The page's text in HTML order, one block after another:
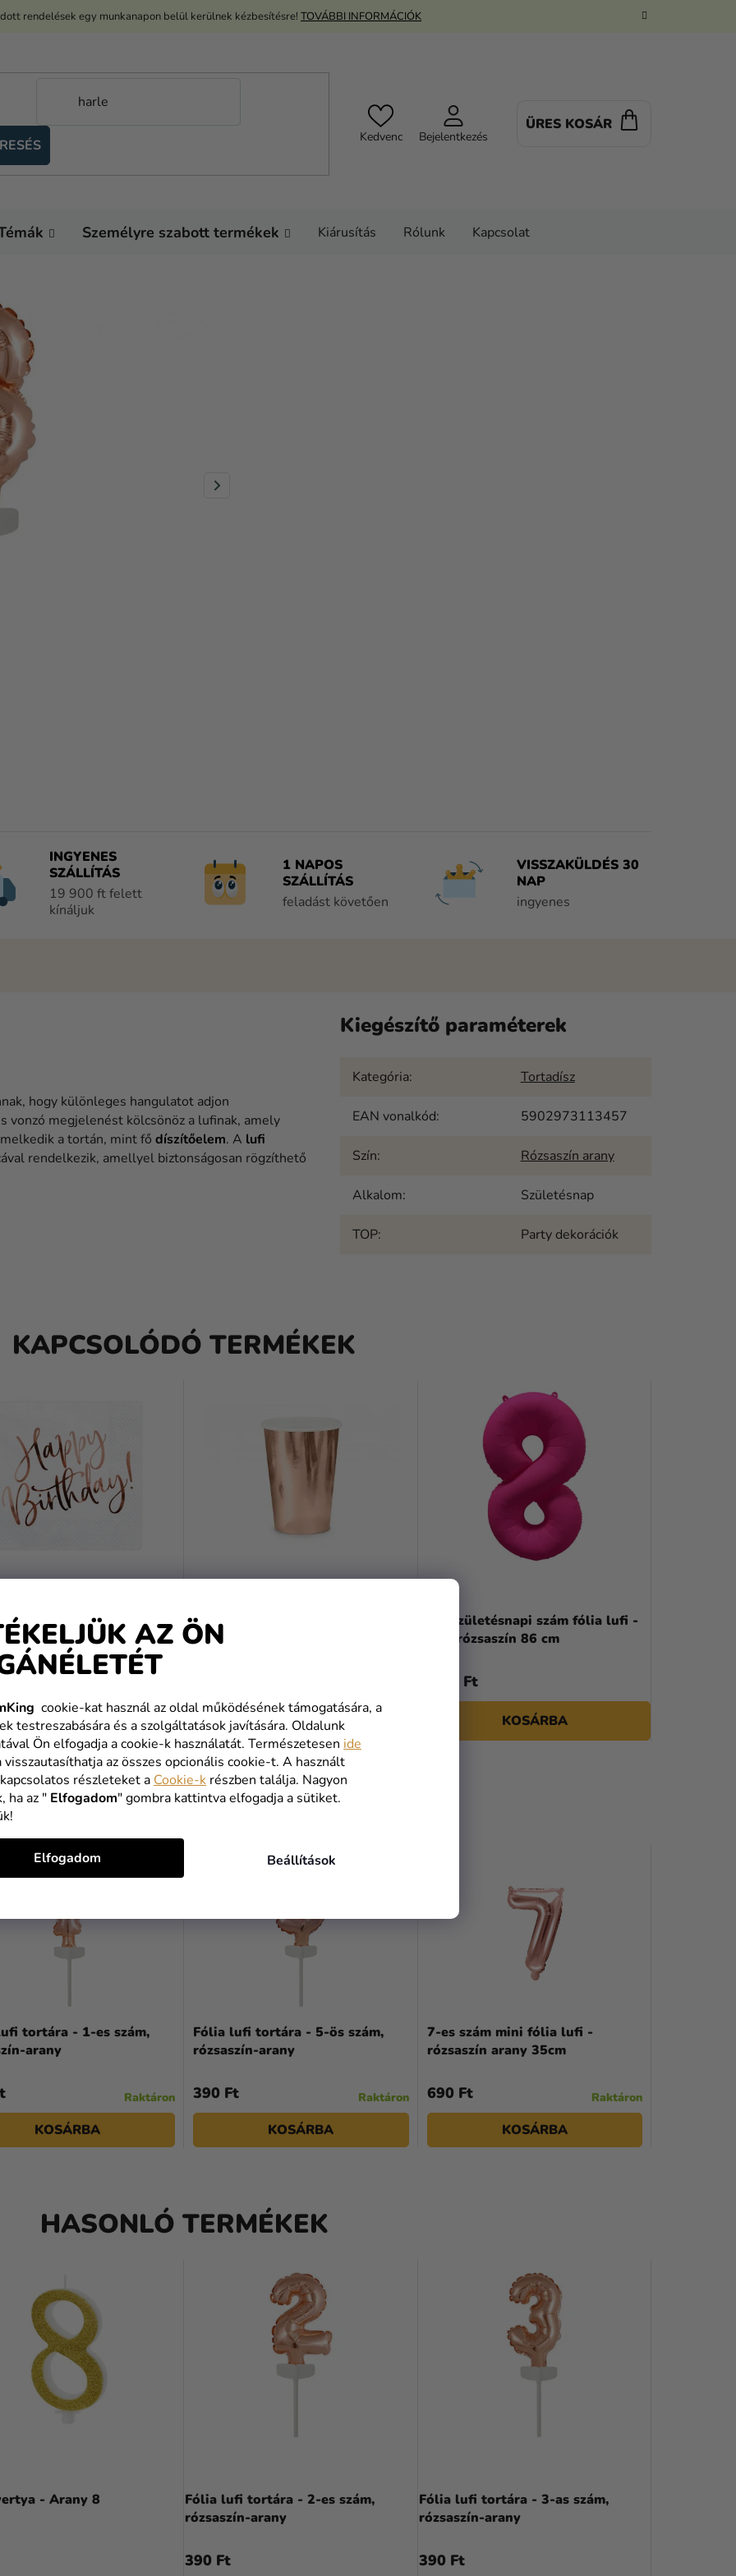
AZ ÖN
cookie-kat használ az oldal működésének támogatására, a
testreszabására és a szolgáltatások javítására. Oldalunk
Ön elfogadja a cookie-k használatát. Természetesen ide
az összes opcionális cookie-t. A használt
részleteket a Cookie-k részben találja. Nagyon
ha az " Elfogadom" gombra kattintva elfogadja a sütiket.
Beállítások
Elfogadom
rendelések egy munkanapon belül kerülnek kézbesítésre! TOVÁBBI INFORMÁCIÓK
Kedvenc Bejelentkezés
ÜRES KOSÁR
Személyre szabott termékek Kiárusítás Rólunk Kapcsolat
INGYENES
SZÁLLÍTÁS
19 900 ft felett
kínáljuk
1 NAPOS
SZÁLLÍTÁS
feladást követően
VISSZAKÜLDÉS 30
NAP
ingyenes
hogy különleges hangulatot adjon
vonzó megjelenést kölcsönöz a lufinak, amely
a tortán, mint fő díszítőelem. A lufi
rendelkezik, amellyel biztonságosan rögzíthető
Kiegészítő paraméterek
Kategória: Tortadísz
EAN vonalkód: 5902973113457
Szín: Rózsaszín arany
Alkalom: Születésnap
TOP: Party dekorációk
KAPCSOLÓDÓ TERMÉKEK
- Happy birthday,
33 x 33 cm
KOSÁRBA
Papír poharak - Rózsaszín arany
220 ml
KOSÁRBA
8-as születésnapi szám fólia lufi -
Neon rózsaszín 86 cm
2 490 Ft
KOSÁRBA
EZ IS ÉRDEKES AJÁNLAT
tortára - 1-es szám,
arany
Raktáron
KOSÁRBA
Fólia lufi tortára - 5-ös szám,
rózsaszín-arany
Raktáron
390 Ft
KOSÁRBA
7-es szám mini fólia lufi -
rózsaszín arany 35cm
Raktáron
690 Ft
KOSÁRBA
HASONLÓ TERMÉKEK
- Arany 8
Fólia lufi tortára - 2-es szám,
rózsaszín-arany
390 Ft
Fólia lufi tortára - 3-as szám,
rózsaszín-arany
390 Ft